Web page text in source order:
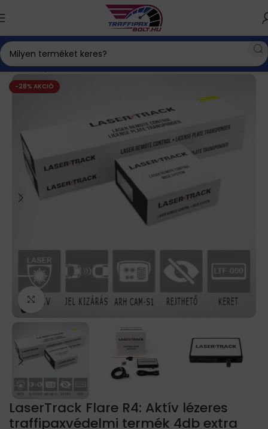
Kezdőlap Lézerblokkoló
-28% AKCIÓ
Click to enlarge
LaserTrack Flare R4: Aktív lézeres
traffipaxvédelmi termék 4db extra